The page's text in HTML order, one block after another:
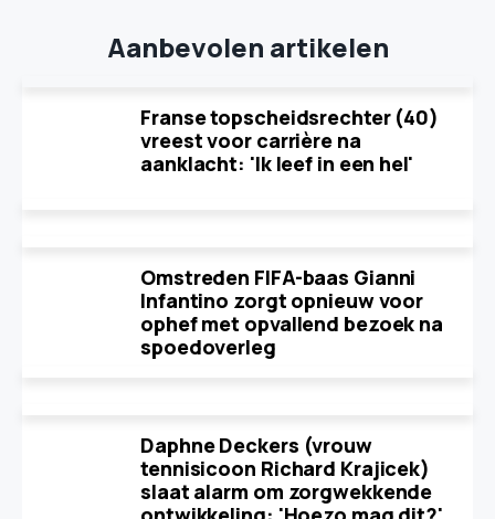
Aanbevolen artikelen
Franse topscheidsrechter (40)
vreest voor carrière na
aanklacht: 'Ik leef in een hel'
Omstreden FIFA-baas Gianni
Infantino zorgt opnieuw voor
ophef met opvallend bezoek na
spoedoverleg
Daphne Deckers (vrouw
tennisicoon Richard Krajicek)
slaat alarm om zorgwekkende